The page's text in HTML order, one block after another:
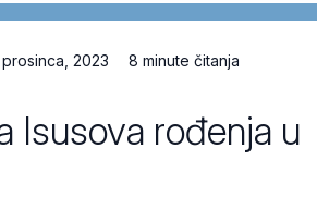
2023 8 minute čitanja
Isusova rođenja u